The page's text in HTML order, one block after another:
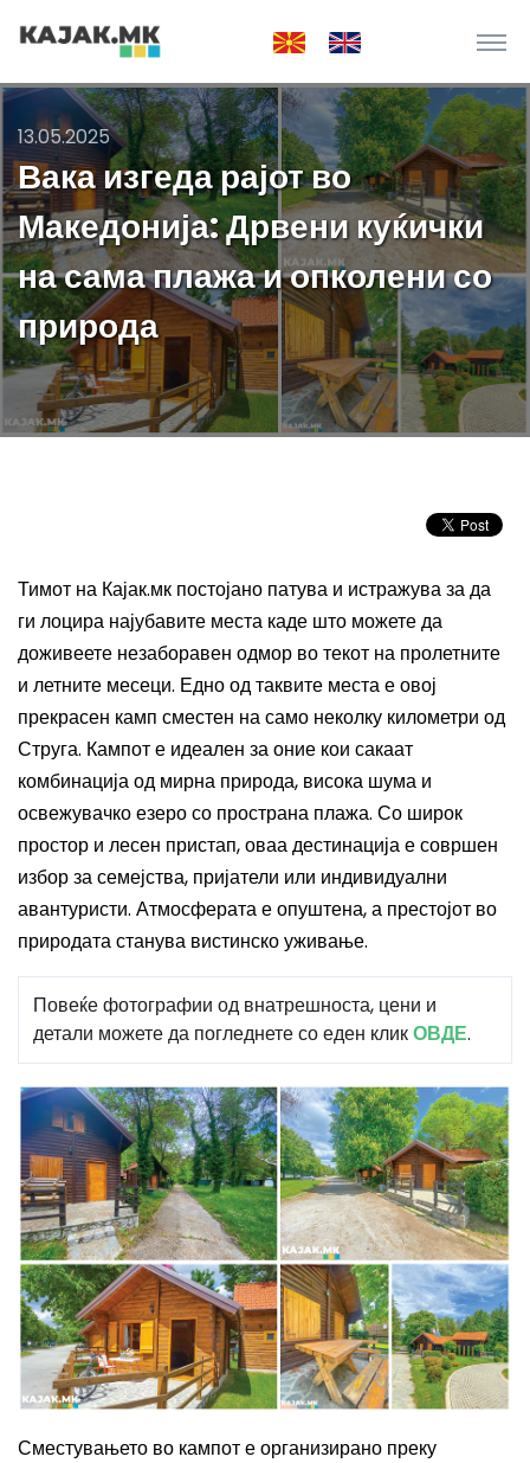
13.05.2025
Вака изгеда рајот во
Македонија: Дрвени куќички
на сама плажа и опколени со
природа
Тимот на Кајак.мк постојано патува и истражува за да
ги лоцира најубавите места каде што можете да
доживеете незаборавен одмор во текот на пролетните
и летните месеци. Едно од таквите места е овој
прекрасен камп сместен на само неколку километри од
Струга. Кампот е идеален за оние кои сакаат
комбинација од мирна природа, висока шума и
освежувачко езеро со пространа плажа. Со широк
простор и лесен пристап, оваа дестинација е совршен
избор за семејства, пријатели или индивидуални
авантуристи. Атмосферата е опуштена, а престојот во
природата станува вистинско уживање.
Повеќе фотографии од внатрешноста, цени и
детали можете да погледнете со еден кликОВДЕ.
Сместувањето во кампот е организирано преку